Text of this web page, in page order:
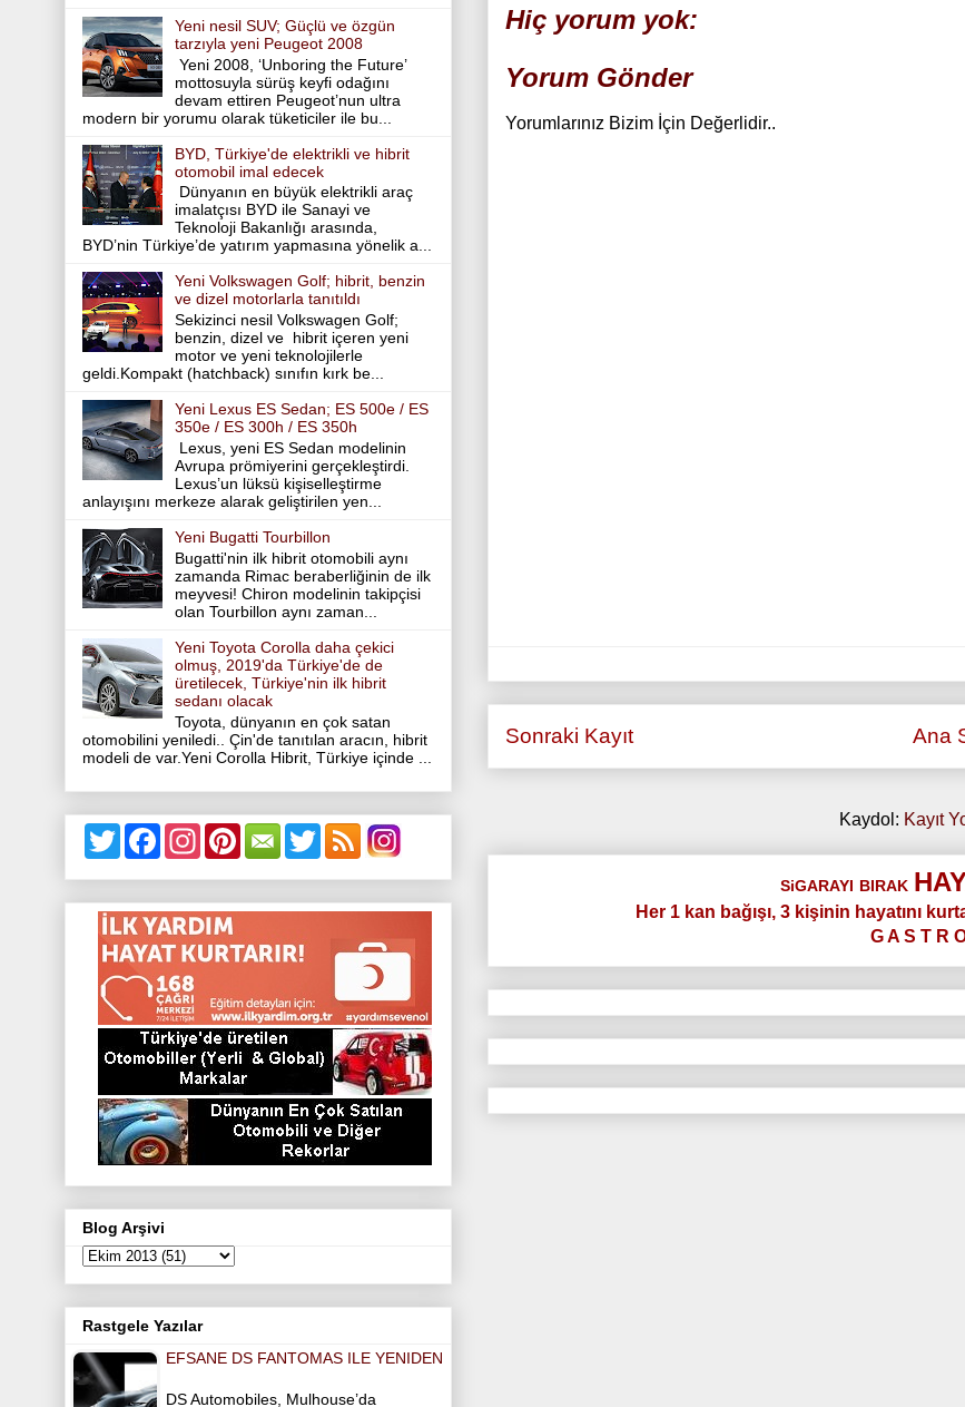
Hiç yorum yok:
Yorum Gönder
Yorumlarınız Bizim İçin Değerlidir..
Sonraki Kayıt Ana
Kaydol: Kayıt
SiGARAYI BIRAK
Her 1 kan bağışı, 3 kişinin hayatını
G A S T R
Yeni nesil SUV; Güçlü ve özgün
tarzıyla yeni Peugeot 2008
Yeni 2008, ‘Unboring the Future’
mottosuyla sürüş keyfi odağını
devam ettiren Peugeot’nun ultra
modern bir yorumu olarak tüketiciler ile bu...
BYD, Türkiye'de elektrikli ve hibrit
otomobil imal edecek
Dünyanın en büyük elektrikli araç
imalatçısı BYD ile Sanayi ve
Teknoloji Bakanlığı arasında,
BYD’nin Türkiye’de yatırım yapmasına yönelik a...
Yeni Volkswagen Golf; hibrit, benzin
ve dizel motorlarla tanıtıldı
Sekizinci nesil Volkswagen Golf;
benzin, dizel ve hibrit içeren yeni
motor ve yeni teknolojilerle
geldi.Kompakt (hatchback) sınıfın kırk be...
Yeni Lexus ES Sedan; ES 500e / ES
350e / ES 300h / ES 350h
Lexus, yeni ES Sedan modelinin
Avrupa prömiyerini gerçekleştirdi.
Lexus’un lüksü kişiselleştirme
anlayışını merkeze alarak geliştirilen yen...
Yeni Bugatti Tourbillon
Bugatti'nin ilk hibrit otomobili aynı
zamanda Rimac beraberliğinin de ilk
meyvesi! Chiron modelinin takipçisi
olan Tourbillon aynı zaman...
Yeni Toyota Corolla daha çekici
olmuş, 2019'da Türkiye'de de
üretilecek, Türkiye'nin ilk hibrit
sedanı olacak
Toyota, dünyanın en çok satan
otomobilini yeniledi.. Çin'de tanıtılan aracın, hibrit
modeli de var.Yeni Corolla Hibrit, Türkiye içinde ...
T
w
t
t
e
r
F
e
b
o
o
k
t
a
g
r
a
P
t
e
s
T
t
t
Blog Arşivi
Rastgele Yazılar
EFSANE DS FANTOMAS ILE YENIDEN
DS Automobiles, Mulhouse’da